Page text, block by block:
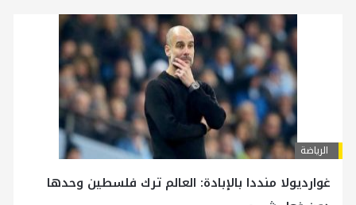
الرياضة
غوارديولا منددا بالإبادة: العالم ترك فلسطين وحدها